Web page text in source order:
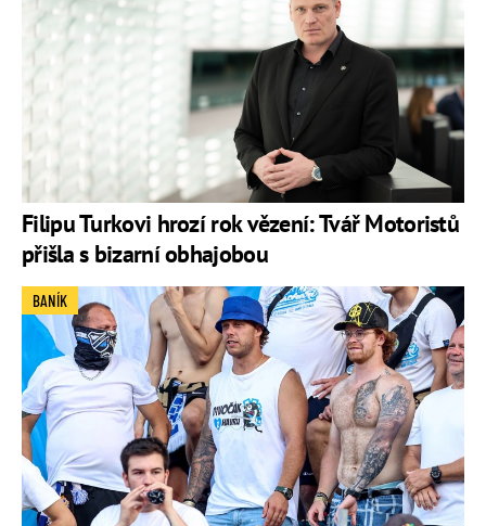
Filipu Turkovi hrozí rok vězení: Tvář Motoristů
přišla s bizarní obhajobou
BANÍK